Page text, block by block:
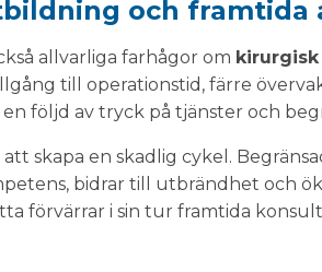
och
allvarliga farhågor om
till operationstid, färre
följd av tryck på tjänster och
skapa en skadlig cykel.
bidrar till utbrändhet och
förvärrar i sin tur framtida